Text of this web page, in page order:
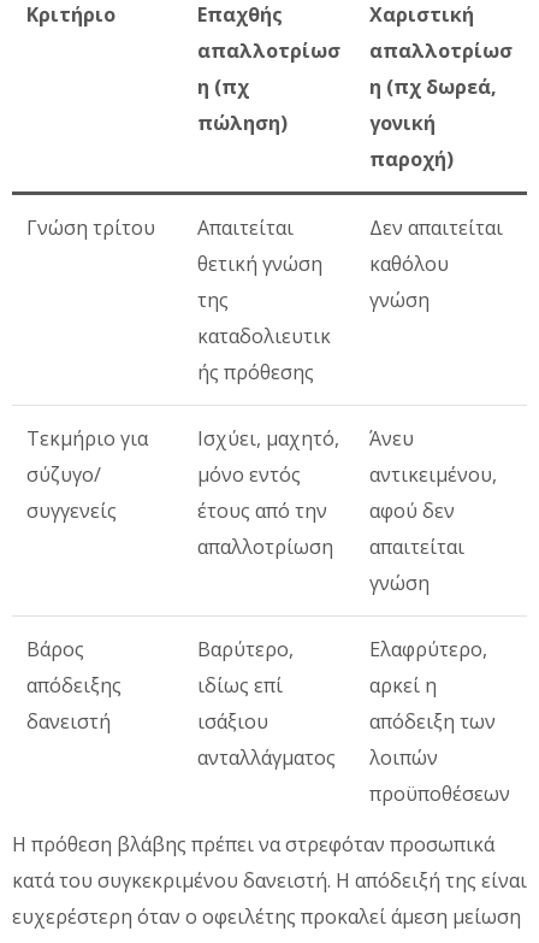
Κριτήριο
Επαχθής
απαλλοτρίωσ
η (πχ
πώληση)
Χαριστική
απαλλοτρίωσ
η (πχ δωρεά,
γονική
παροχή)
Γνώση τρίτου
Απαιτείται
θετική γνώση
της
καταδολιευτικ
ής πρόθεσης
Δεν απαιτείται
καθόλου
γνώση
Τεκμήριο για
σύζυγο/
συγγενείς
Ισχύει, μαχητό,
μόνο εντός
έτους από την
απαλλοτρίωση
Άνευ
αντικειμένου,
αφού δεν
απαιτείται
γνώση
Βάρος
απόδειξης
δανειστή
Βαρύτερο,
ιδίως επί
ισάξιου
ανταλλάγματος
Ελαφρύτερο,
αρκεί η
απόδειξη των
λοιπών
προϋποθέσεων
Η πρόθεση βλάβης πρέπει να στρεφόταν προσωπικά
κατά του συγκεκριμένου δανειστή. Η απόδειξή της είναι
ευχερέστερη όταν ο οφειλέτης προκαλεί άμεση μείωση